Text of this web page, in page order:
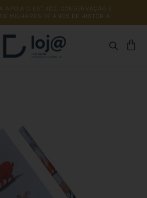
APOIA O ESTUDO, CONSERVAÇÃO E
DE MILHARES DE ANOS DE HISTÓRIA